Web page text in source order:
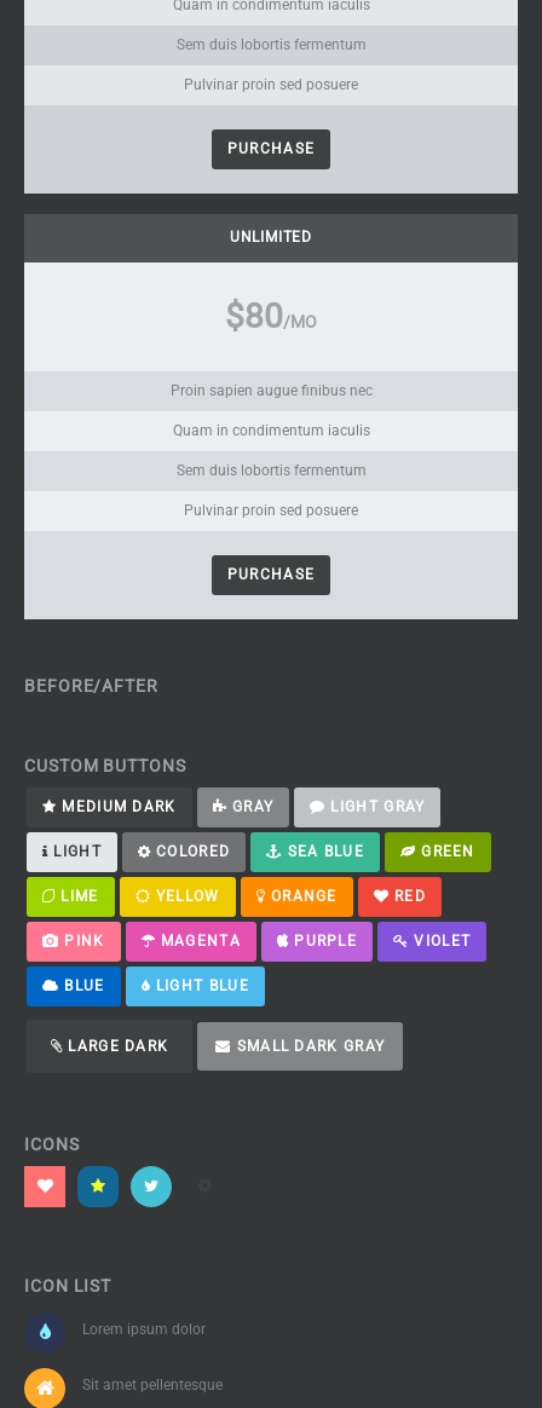
Quam in condimentum iaculis
Sem duis lobortis fermentum
Pulvinar proin sed posuere
PURCHASE
UNLIMITED
$80/MO
Proin sapien augue finibus nec
Quam in condimentum iaculis
Sem duis lobortis fermentum
Pulvinar proin sed posuere
PURCHASE
BEFORE/AFTER
CUSTOM BUTTONS
MEDIUM DARK GRAY LIGHT GRAY
LIGHT COLORED SEA BLUE GREEN
LIME YELLOW ORANGE RED
PINK MAGENTA PURPLE VIOLET
BLUE LIGHT BLUE
LARGE DARK SMALL DARK GRAY
ICONS
ICON LIST
Lorem ipsum dolor
Sit amet pellentesque